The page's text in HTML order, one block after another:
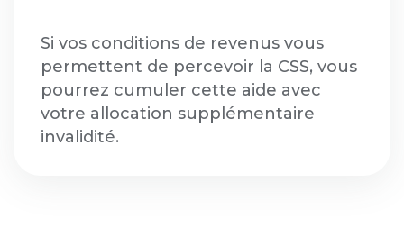
Si vos conditions de revenus vous
permettent de percevoir la CSS, vous
pourrez cumuler cette aide avec
votre allocation supplémentaire
invalidité.